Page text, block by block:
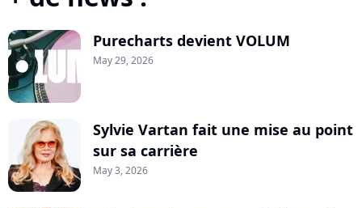
Purecharts devient VOLUM
May 29, 2026
Sylvie Vartan fait une mise au point
sur sa carrière
May 3, 2026